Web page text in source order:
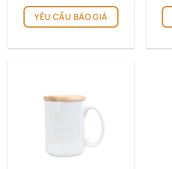
YÊU CẦU BÁO GIÁ